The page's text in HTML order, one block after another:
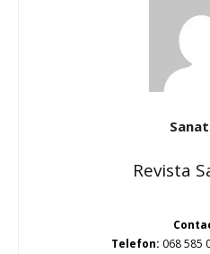
Revista
Telefon: 068 585